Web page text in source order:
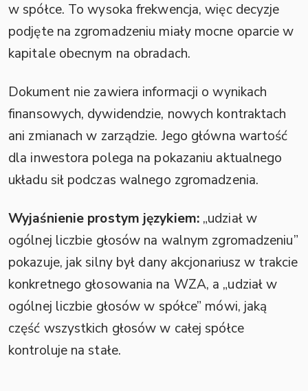
w spółce. To wysoka frekwencja, więc decyzje
podjęte na zgromadzeniu miały mocne oparcie w
kapitale obecnym na obradach.
Dokument nie zawiera informacji o wynikach
finansowych, dywidendzie, nowych kontraktach
ani zmianach w zarządzie. Jego główna wartość
dla inwestora polega na pokazaniu aktualnego
układu sił podczas walnego zgromadzenia.
Wyjaśnienie prostym językiem:„udział w
ogólnej liczbie głosów na walnym zgromadzeniu”
pokazuje, jak silny był dany akcjonariusz w trakcie
konkretnego głosowania na WZA, a „udział w
ogólnej liczbie głosów w spółce” mówi, jaką
część wszystkich głosów w całej spółce
kontroluje na stałe.